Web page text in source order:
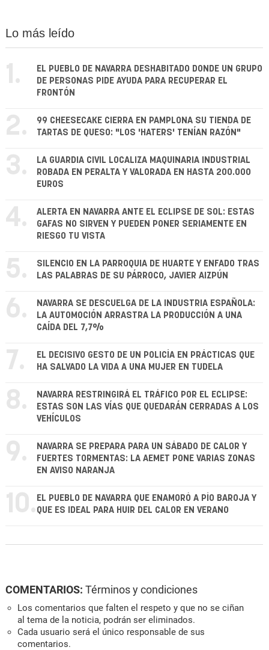
Lo más leído
1.
EL PUEBLO DE NAVARRA DESHABITADO DONDE UN GRUPO
DE PERSONAS PIDE AYUDA PARA RECUPERAR EL
FRONTÓN
2.
99 CHEESECAKE CIERRA EN PAMPLONA SU TIENDA DE
TARTAS DE QUESO: "LOS 'HATERS' TENÍAN RAZÓN"
3.
LA GUARDIA CIVIL LOCALIZA MAQUINARIA INDUSTRIAL
ROBADA EN PERALTA Y VALORADA EN HASTA 200.000
EUROS
4.
ALERTA EN NAVARRA ANTE EL ECLIPSE DE SOL: ESTAS
GAFAS NO SIRVEN Y PUEDEN PONER SERIAMENTE EN
RIESGO TU VISTA
5.
SILENCIO EN LA PARROQUIA DE HUARTE Y ENFADO TRAS
LAS PALABRAS DE SU PÁRROCO, JAVIER AIZPÚN
6.
NAVARRA SE DESCUELGA DE LA INDUSTRIA ESPAÑOLA:
LA AUTOMOCIÓN ARRASTRA LA PRODUCCIÓN A UNA
CAÍDA DEL 7,7%
7.
EL DECISIVO GESTO DE UN POLICÍA EN PRÁCTICAS QUE
HA SALVADO LA VIDA A UNA MUJER EN TUDELA
8.
NAVARRA RESTRINGIRÁ EL TRÁFICO POR EL ECLIPSE:
ESTAS SON LAS VÍAS QUE QUEDARÁN CERRADAS A LOS
VEHÍCULOS
9.
NAVARRA SE PREPARA PARA UN SÁBADO DE CALOR Y
FUERTES TORMENTAS: LA AEMET PONE VARIAS ZONAS
EN AVISO NARANJA
10. EL PUEBLO DE NAVARRA QUE ENAMORÓ A PÍO BAROJA Y
QUE ES IDEAL PARA HUIR DEL CALOR EN VERANO
COMENTARIOS: Términos y condiciones
Los comentarios que falten el respeto y que no se ciñan
al tema de la noticia, podrán ser eliminados.
Cada usuario será el único responsable de sus
comentarios.